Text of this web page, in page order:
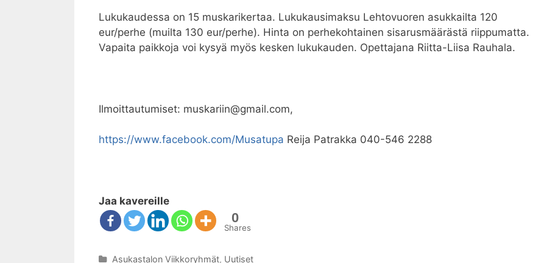
Lukukaudessa on 15 muskarikertaa. Lukukausimaksu Lehtovuoren asukkailta 120
eur/perhe (muilta 130 eur/perhe). Hinta on perhekohtainen sisarusmäärästä riippumatta.
Vapaita paikkoja voi kysyä myös kesken lukukauden. Opettajana Riitta-Liisa Rauhala.
Ilmoittautumiset: muskariin@gmail.com,
https://www.facebook.com/Musatupa Reija Patrakka 040-546 2288
Jaa kavereille
0
Shares
Kategoriat
Asukastalon Viikkoryhmät, Uutiset